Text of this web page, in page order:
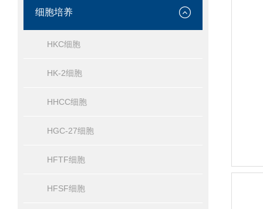
细胞培养
HKC细胞
HK-2细胞
HHCC细胞
HGC-27细胞
HFTF细胞
HFSF细胞